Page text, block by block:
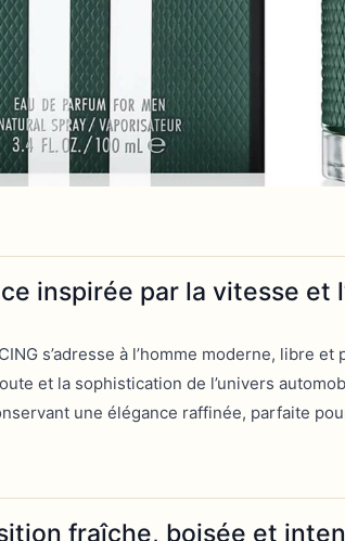
inspirée par la vitesse et
s’adresse à l’homme moderne, libre
et la sophistication de l’univers
une élégance raffinée, parfaite
fraîche, boisée et